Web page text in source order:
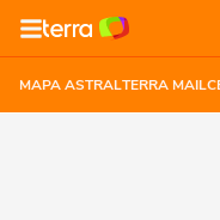
MAPA ASTRALTERRA MAIL